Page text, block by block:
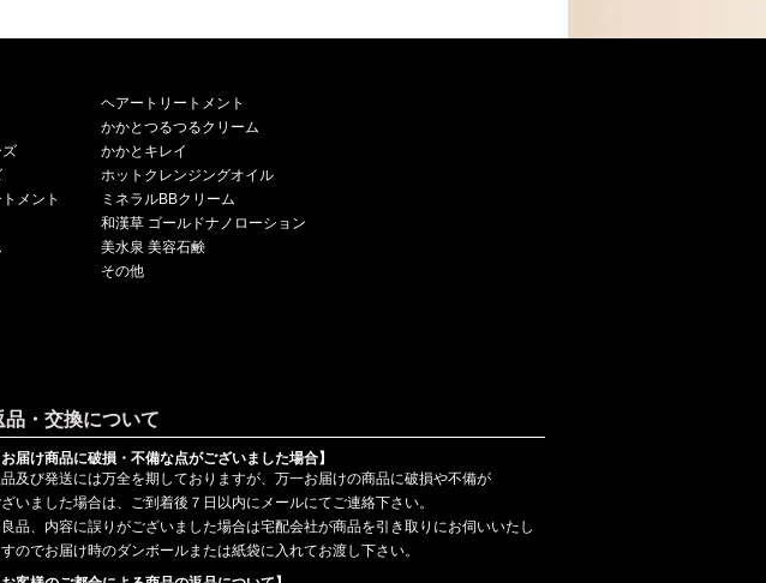
メント
ヘアートリートメント
かかとつるつるクリーム
かかとキレイ
ホットクレンジングオイル
ミネラルBBクリーム
和漢草 ゴールドナノローション
美水泉 美容石鹸
その他
品・交換について
お届け商品に破損・不備な点がございました場合】
及び発送には万全を期しておりますが、万一お届けの商品に破損や不備が
いました場合は、ご到着後７日以内にメールにてご連絡下さい。
品、内容に誤りがございました場合は宅配会社が商品を引き取りにお伺いいたし
すのでお届け時のダンボールまたは紙袋に入れてお渡し下さい。